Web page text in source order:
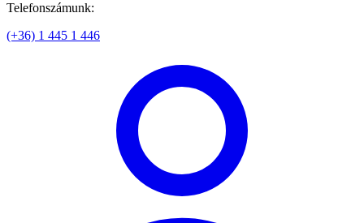
Telefonszámunk:
(+36) 1 445 1 446